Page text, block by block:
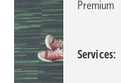
Premium
Services